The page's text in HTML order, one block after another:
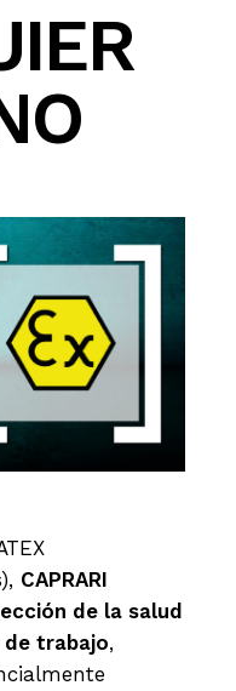
CAPRARI
de la salud
trabajo,